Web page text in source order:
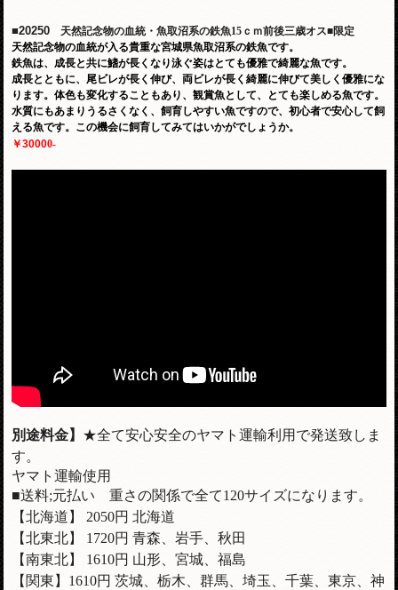
■20250 天然記念物の血統・魚取沼系の鉄魚15ｃｍ前後三歳オス■限定
天然記念物の血統が入る貴重な宮城県魚取沼系の鉄魚です。
鉄魚は、成長と共に鰭が長くなり泳ぐ姿はとても優雅で綺麗な魚です。
成長とともに、尾ビレが長く伸び、両ビレが長く綺麗に伸びて美しく優雅にな
ります。体色も変化することもあり、観賞魚として、とても楽しめる魚です。
水質にもあまりうるさくなく、飼育しやすい魚ですので、初心者で安心して飼
える魚です。この機会に飼育してみてはいかがでしょうか。
￥30000-
別途料金】 ★全て安心安全のヤマト運輸利用で発送致しま
す。
ヤマト運輸使用
■送料;元払い 重さの関係で全て120サイズになります。
【北海道】 2050円 北海道
【北東北】 1720円 青森、岩手、秋田
【南東北】 1610円 山形、宮城、福島
【関東】1610円 茨城、栃木、群馬、埼玉、千葉、東京、神